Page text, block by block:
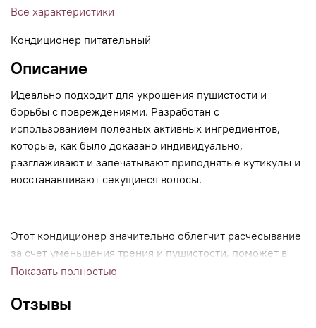
Все характеристики
Кондиционер питательный
Описание
Идеально подходит для укрощения пушистости и
борьбы с повреждениями. Разработан с
использованием полезных активных ингредиентов,
которые, как было доказано индивидуально,
разглаживают и запечатывают приподнятые кутикулы и
восстанавливают секущиеся волосы.
Этот кондиционер значительно облегчит расчесывание
за счет уменьшения трения и пушистости, поможет в
распутывании волос.
Показать полностью
Отзывы